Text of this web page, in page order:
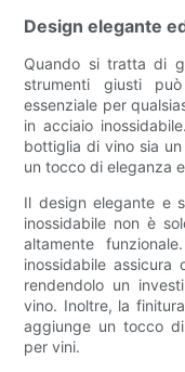
Design elegante
Quando si tratta di
strumenti giusti
essenziale per
in acciaio
bottiglia di vino sia
un tocco di eleganza
Il design elegante e
inossidabile non è
altamente
inossidabile
rendendolo un
vino. Inoltre, la
aggiunge un tocco
per vini.